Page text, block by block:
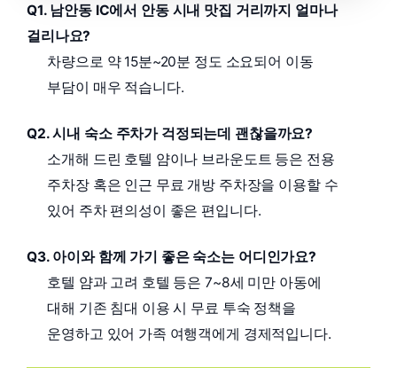
Q1. 남안동 IC에서 안동 시내 맛집 거리까지 얼마나
걸리나요?
차량으로 약 15분~20분 정도 소요되어 이동
부담이 매우 적습니다.
Q2. 시내 숙소 주차가 걱정되는데 괜찮을까요?
소개해 드린 호텔 얌이나 브라운도트 등은 전용
주차장 혹은 인근 무료 개방 주차장을 이용할 수
있어 주차 편의성이 좋은 편입니다.
Q3. 아이와 함께 가기 좋은 숙소는 어디인가요?
호텔 얌과 고려 호텔 등은 7~8세 미만 아동에
대해 기존 침대 이용 시 무료 투숙 정책을
운영하고 있어 가족 여행객에게 경제적입니다.